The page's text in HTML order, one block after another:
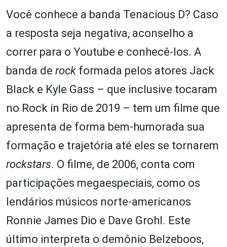
Você conhece a banda Tenacious D? Caso
a resposta seja negativa, aconselho a
correr para o Youtube e conhecê-los. A
banda de rock formada pelos atores Jack
Black e Kyle Gass – que inclusive tocaram
no Rock in Rio de 2019 – tem um filme que
apresenta de forma bem-humorada sua
formação e trajetória até eles se tornarem
rockstars. O filme, de 2006, conta com
participações megaespeciais, como os
lendários músicos norte-americanos
Ronnie James Dio e Dave Grohl. Este
último interpreta o demônio Belzeboos,